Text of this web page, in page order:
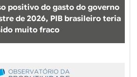
positivo do gasto do governo
de 2026, PIB brasileiro teria
muito fraco